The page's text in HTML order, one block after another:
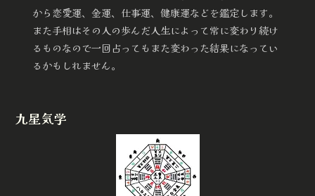
から恋愛運、金運、仕事運、健康運などを鑑定します。
また手相はその人の歩んだ人生によって常に変わり続け
るものなので一回占ってもまた変わった結果になってい
るかもしれません。
九星気学